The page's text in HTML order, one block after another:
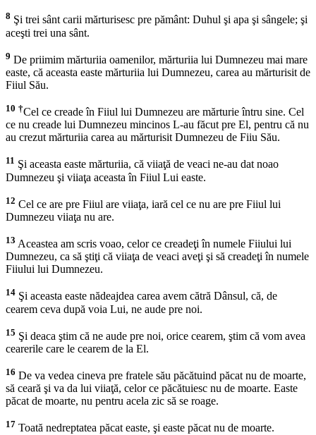
8 Şi trei sânt carii mărturisesc pre pământ: Duhul şi apa şi sângele; şi
aceşti trei una sânt.
9 De priimim mărturiia oamenilor, mărturiia lui Dumnezeu mai mare
easte, că aceasta easte mărturiia lui Dumnezeu, carea au mărturisit de
Fiiul Său.
10 †Cel ce creade în Fiiul lui Dumnezeu are mărturie întru sine. Cel
ce nu creade lui Dumnezeu mincinos L-au făcut pre El, pentru că nu
au crezut mărturiia carea au mărturisit Dumnezeu de Fiiu Său.
11 Şi aceasta easte mărturiia, că viiaţă de veaci ne-au dat noao
Dumnezeu şi viiaţa aceasta în Fiiul Lui easte.
12 Cel ce are pre Fiiul are viiaţa, iară cel ce nu are pre Fiiul lui
Dumnezeu viiaţa nu are.
13 Aceastea am scris voao, celor ce creadeţi în numele Fiiului lui
Dumnezeu, ca să ştiţi că viiaţa de veaci aveţi şi să creadeţi în numele
Fiiului lui Dumnezeu.
14 Şi aceasta easte nădeajdea carea avem cătră Dânsul, că, de
cearem ceva după voia Lui, ne aude pre noi.
15 Şi deaca ştim că ne aude pre noi, orice cearem, ştim că vom avea
cearerile care le cearem de la El.
16 De va vedea cineva pre fratele său păcătuind păcat nu de moarte,
să ceară şi va da lui viiaţă, celor ce păcătuiesc nu de moarte. Easte
păcat de moarte, nu pentru acela zic să se roage.
17 Toată nedreptatea păcat easte, şi easte păcat nu de moarte.